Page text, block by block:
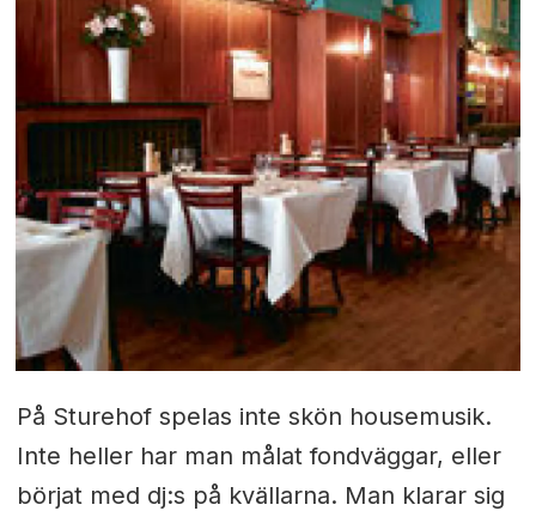
På Sturehof spelas inte skön housemusik.
Inte heller har man målat fondväggar, eller
börjat med dj:s på kvällarna. Man klarar sig